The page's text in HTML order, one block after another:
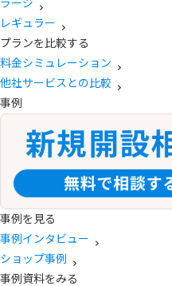
ラージ
レギュラー
プランを比較する
料金シミュレーション
他社サービスとの比較
事例
事例を見る
事例インタビュー
ショップ事例
事例資料をみる